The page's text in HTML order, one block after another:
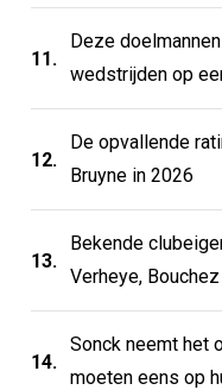
11.
Deze
wedstrijden op
12.
De opvallende
Bruyne in 2026
13.
Bekende
Verheye,
14.
Sonck neemt het
moeten eens op